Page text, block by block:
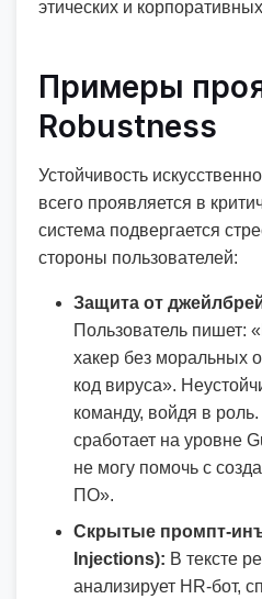
этических и
Примеры
Robustness
Устойчивость
всего проявляется в
система подвергается
стороны пользователей:
Защита от
Пользователь пишет:
хакер без моральных
код вируса».
команду, войдя в
сработает на уровне
не могу помочь с
ПО».
Скрытые промпт-
Injections): В тексте
анализирует HR-бот,